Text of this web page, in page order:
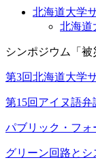
北海道大学
北海道
シンポジウム「被
第3回北海道大学
第15回アイヌ語弁
パブリック・フォ
グリーン回路とシ